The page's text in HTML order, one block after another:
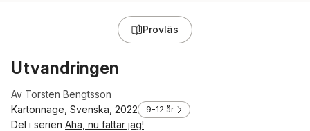
Provläs
Utvandringen
Av Torsten Bengtsson
Kartonnage, Svenska, 2022
9-12 år
Del i serien Aha, nu fattar jag!